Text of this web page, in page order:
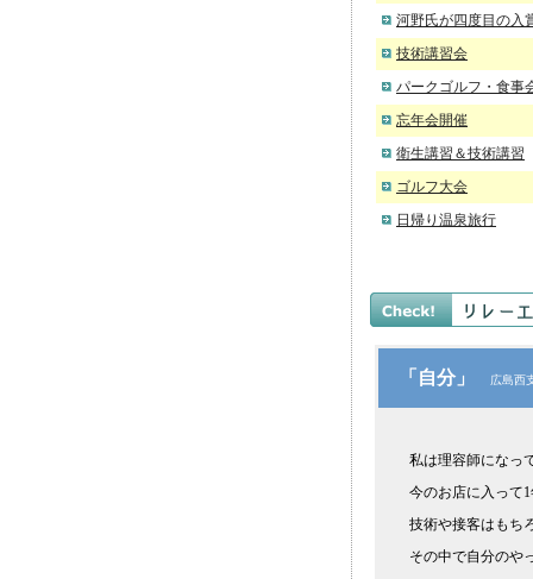
河野氏が四度目の入
技術講習会
パークゴルフ・食事
忘年会開催
衛生講習＆技術講習
ゴルフ大会
日帰り温泉旅行
「自分」 広島西
私は理容師になっ
今のお店に入って
技術や接客はもち
その中で自分のや